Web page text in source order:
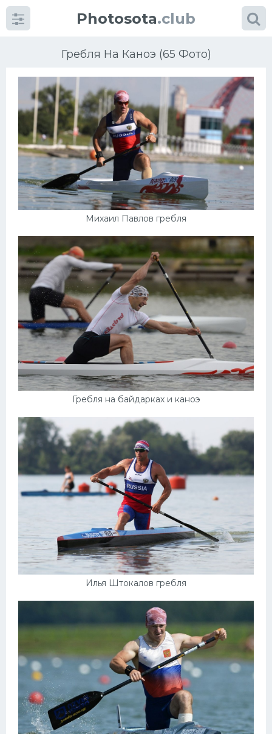
Photosota.club
Гребля На Каноэ (65 Фото)
Михаил Павлов гребля
Гребля на байдарках и каноэ
Илья Штокалов гребля
КатегорииФото
Еще картинки...
Футбол
Хоккей
Велогонки
Конькобежный спорт
Тренажеры
Интерьер квартиры